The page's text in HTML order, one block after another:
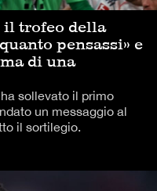
il trofeo della
pensassi» e
di una
sollevato il primo
un messaggio al
il sortilegio.